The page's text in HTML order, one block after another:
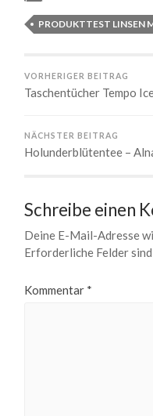
PRODUKTTEST LINSEN
VORHERIGER BEITRAG
Taschentücher Tempo
NÄCHSTER BEITRAG
Holunderblütentee –
Schreibe einen
Deine E-Mail-Adresse
Erforderliche Felder
Kommentar *